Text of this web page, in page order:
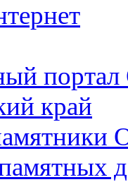
портал
край